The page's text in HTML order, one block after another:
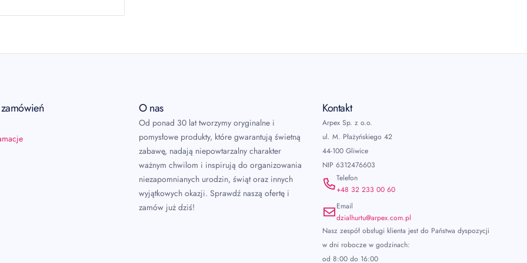
O nas
Od ponad 30 lat tworzymy oryginalne i
pomysłowe produkty, które gwarantują świetną
zabawę, nadają niepowtarzalny charakter
ważnym chwilom i inspirują do organizowania
niezapomnianych urodzin, świąt oraz innych
wyjątkowych okazji. Sprawdź naszą ofertę i
zamów już dziś!
Kontakt
Arpex Sp. z o.o.
ul. M. Płażyńskiego 42
44-100 Gliwice
NIP 6312476603
Telefon
+48 32 233 00 60
Email
dzialhurtu@arpex.com.pl
Nasz zespół obsługi klienta jest do Państwa dyspozycji
w dni robocze w godzinach:
od 8:00 do 16:00